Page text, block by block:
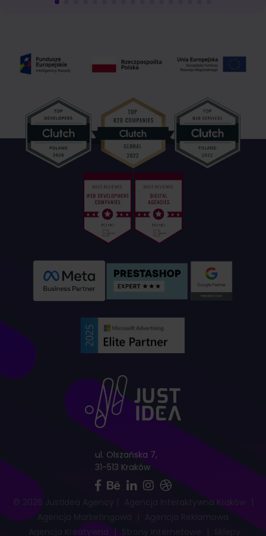
© 2026 JustIdea Agency Agencja Interaktywna Kraków |
Agencja Kreatywna
Strony Internetowe
ul. Olszańska 7,
31-513 Kraków